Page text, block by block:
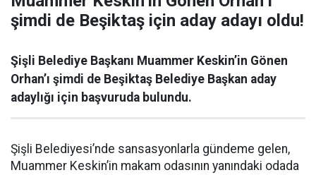
şimdi de Beşiktaş için aday adayı oldu!
Şişli Belediye Başkanı Muammer Keskin’in Gönen
Orhan’ı şimdi de Beşiktaş Belediye Başkan aday
adaylığı için başvuruda bulundu.
Şişli Belediyesi’nde sansasyonlarla gündeme gelen,
Muammer Keskin’in makam odasının yanındaki odada